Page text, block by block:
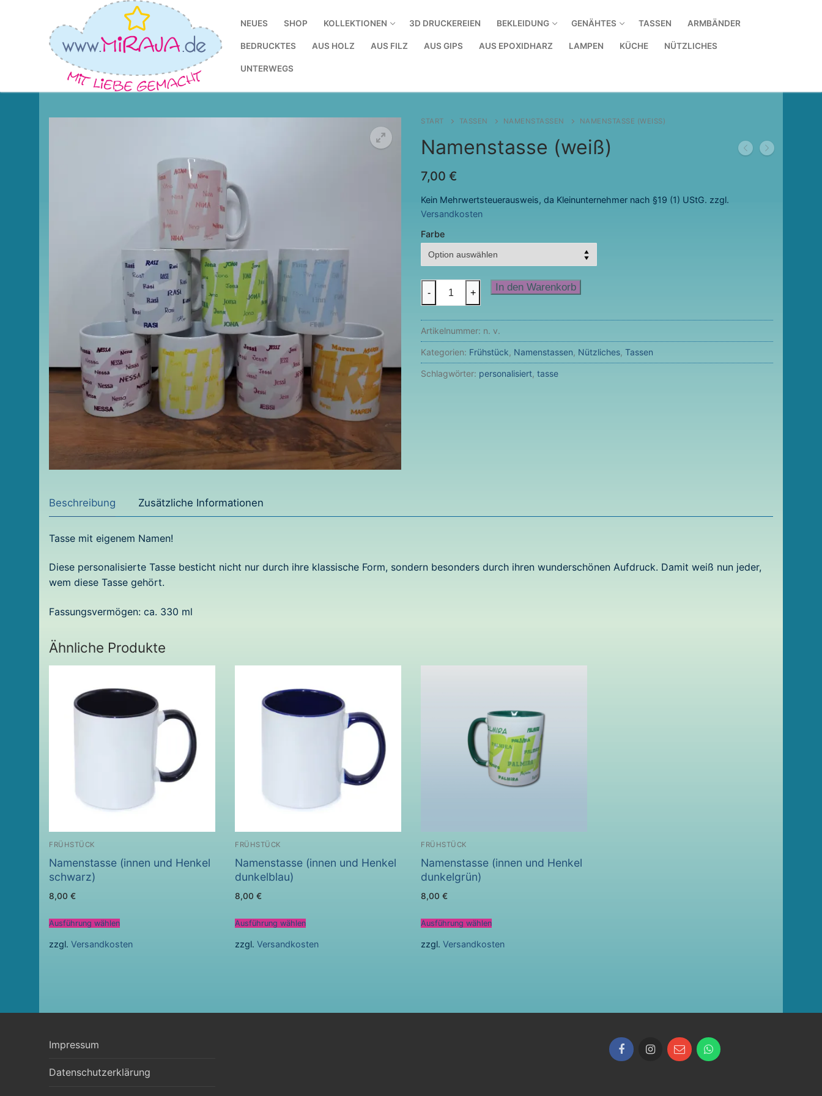
NEUES SHOP KOLLEKTIONEN 3D DRUCKEREIEN BEKLEIDUNG GENÄHTES TASSEN ARMBÄNDER
BEDRUCKTES AUS HOLZ AUS FILZ AUS GIPS AUS EPOXIDHARZ LAMPEN KÜCHE NÜTZLICHES
UNTERWEGS
START TASSEN NAMENSTASSEN NAMENSTASSE (WEISS)
Namenstasse (weiß)
7,00 €
Kein Mehrwertsteuerausweis, da Kleinunternehmer nach §19 (1) UStG. zzgl.
Versandkosten
Farbe
Namenstasse
(weiß)
- + In den Warenkorb
Artikelnummer: n. v.
Kategorien: Frühstück, Namenstassen, Nützliches, Tassen
Schlagwörter: personalisiert, tasse
Beschreibung Zusätzliche Informationen
Tasse mit eigenem Namen!
Diese personalisierte Tasse besticht nicht nur durch ihre klassische Form, sondern besonders durch ihren wunderschönen Aufdruck. Damit weiß nun jeder,
wem diese Tasse gehört.
Fassungsvermögen: ca. 330 ml
Ähnliche Produkte
FRÜHSTÜCK
Namenstasse (innen und Henkel
schwarz)
8,00 €
Ausführung wählen
zzgl. Versandkosten
FRÜHSTÜCK
Namenstasse (innen und Henkel
dunkelblau)
8,00 €
Ausführung wählen
zzgl. Versandkosten
FRÜHSTÜCK
Namenstasse (innen und Henkel
dunkelgrün)
8,00 €
Ausführung wählen
zzgl. Versandkosten
Impressum
Datenschutzerklärung